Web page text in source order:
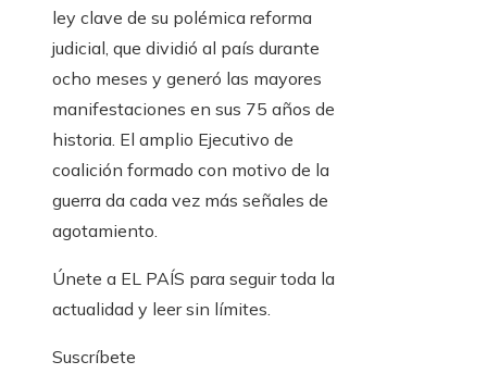
ley clave de su polémica reforma
judicial, que dividió al país durante
ocho meses y generó las mayores
manifestaciones en sus 75 años de
historia. El amplio Ejecutivo de
coalición formado con motivo de la
guerra da cada vez más señales de
agotamiento.
Únete a EL PAÍS para seguir toda la
actualidad y leer sin límites.
Suscríbete